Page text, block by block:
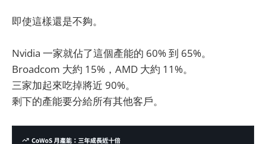
即使這樣還是不夠。
Nvidia 一家就佔了這個產能的 60% 到 65%。
Broadcom 大約 15%，AMD 大約 11%。
三家加起來吃掉將近 90%。
剩下的產能要分給所有其他客戶。